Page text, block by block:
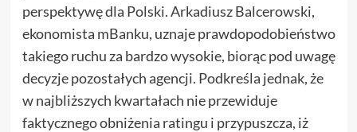
perspektywę dla Polski. Arkadiusz Balcerowski,
ekonomista mBanku, uznaje prawdopodobieństwo
takiego ruchu za bardzo wysokie, biorąc pod uwagę
decyzje pozostałych agencji. Podkreśla jednak, że
w najbliższych kwartałach nie przewiduje
faktycznego obniżenia ratingu i przypuszcza, iż